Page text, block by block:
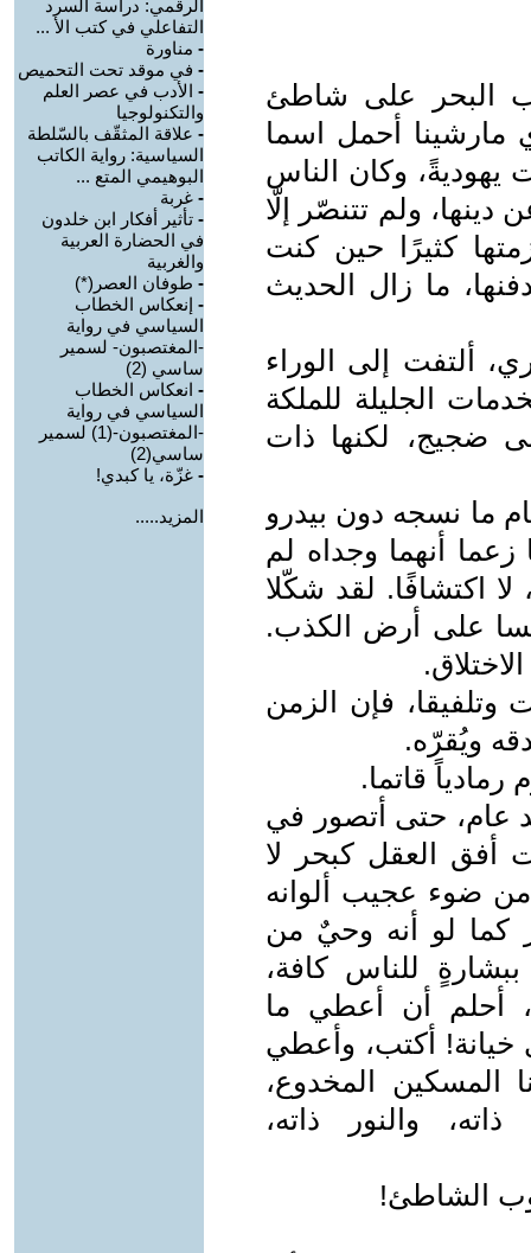
البحر على شاطئ
أحمل اسما
يهوديةً، وكان الناس
ولم تتنصّر إلّا
كثيرًا حين كنت
ما زال الحديث
ألتفت إلى الوراء
الجليلة للملكة
ضجيج، لكنها ذات
ما نسجه دون بيدرو
زعما أنهما وجداه لم
اكتشافًا. لقد شكّلا
على أرض الكذب.
فإن الزمن
ويُقرّه.
قاتما.
عام، حتى أتصور في
أفق العقل كبحر لا
ضوء عجيب ألوانه
كما لو أنه وحيٌ من
للناس كافة،
أحلم أن أعطي ما
خيانة! أكتب، وأعطي
المسكين المخدوع،
والنور ذاته،
الشاطئ!
الرقمي: دراسة السرد
التفاعلي في كتب الأ ...
- مناورة
- في موقد تحت التحميص
- الأدب في عصر العلم
والتكنولوجيا
- علاقة المثقّف بالسّلطة
السياسية: رواية الكاتب
البوهيمي المتع ...
- غربة
- تأثير أفكار ابن خلدون
في الحضارة العربية
والغربية
- طوفان العصر(*)
- إنعكاس الخطاب
السياسي في رواية
-المغتصبون- لسمير
ساسي (2)
- انعكاس الخطاب
السياسي في رواية
-المغتصبون-(1) لسمير
ساسي(2)
- غزّة، يا كبدي!
المزيد.....